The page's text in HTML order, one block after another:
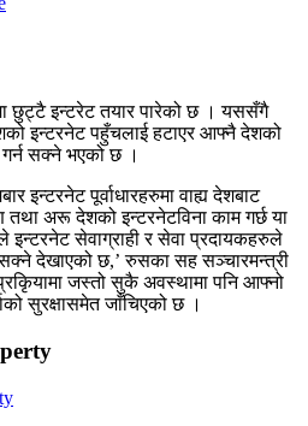
छुट्टै इन्टरेट तयार पारेको छ । यससँगै
इन्टरनेट पहुँचलाई हटाएर आफ्नै देशको
सक्ने भएको छ ।
इन्टरनेट पूर्वाधारहरुमा वाह्य देशबाट
अरू देशको इन्टरनेटविना काम गर्छ या
इन्टरनेट सेवाग्राही र सेवा प्रदायकहरुले
सक्ने देखाएको छ,’ रुसका सह सञ्चारमन्त्री
जस्तो सुकै अवस्थामा पनि आफ्नो
सुरक्षासमेत जाँचिएको छ ।